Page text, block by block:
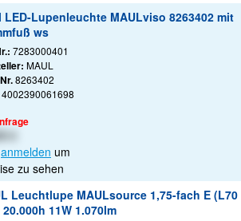
LED-Lupenleuchte MAULviso 8263402 mit
ws
7283000401
MAUL
8263402
4002390061698
anmelden um
zu sehen
Leuchtlupe MAULsource 1,75-fach E (L70
20.000h 11W 1.070lm